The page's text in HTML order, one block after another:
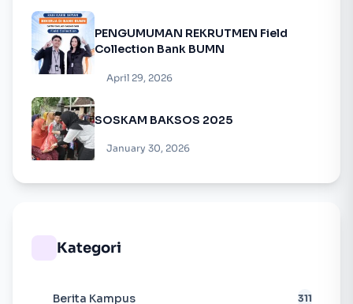
PENGUMUMAN REKRUTMEN Field
Collection Bank BUMN
April 29, 2026
SOSKAM BAKSOS 2025
January 30, 2026
Kategori
Berita Kampus 311